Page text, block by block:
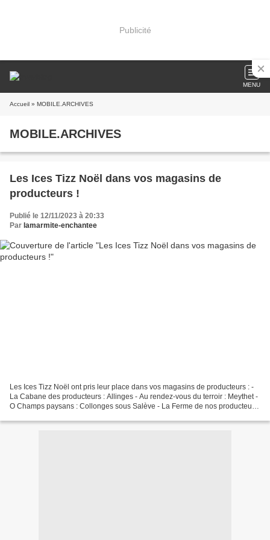
Publicité
MENU
Accueil » MOBILE.ARCHIVES
MOBILE.ARCHIVES
Les Ices Tizz Noël dans vos magasins de
producteurs !
Publié le 12/11/2023 à 20:33
Par lamarmite-enchantee
Les Ices Tizz Noël ont pris leur place dans vos magasins de producteurs : -
La Cabane des producteurs : Allinges - Au rendez-vous du terroir : Meythet -
O Champs paysans : Collonges sous Salève - La Ferme de nos producteurs